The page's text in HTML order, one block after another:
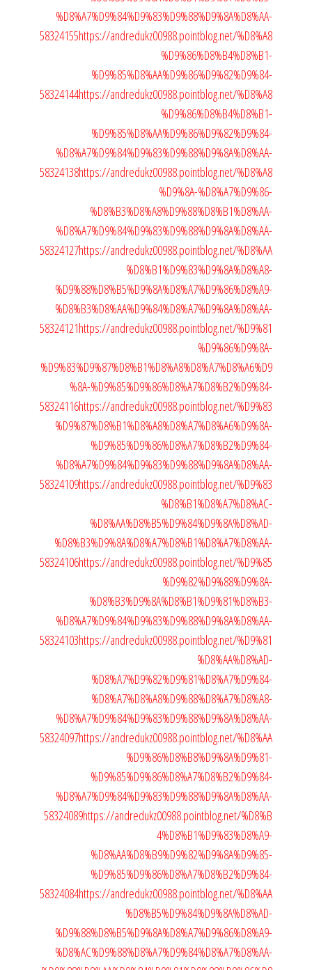
%D8%A7%D9%84%D9%83%D9%88%D9%8A%D8%AA-
58324155https://andredukz00988.pointblog.net/%D8%A8
%D9%86%D8%B4%D8%B1-
%D9%85%D8%AA%D9%86%D9%82%D9%84-
58324144https://andredukz00988.pointblog.net/%D8%A8
%D9%86%D8%B4%D8%B1-
%D9%85%D8%AA%D9%86%D9%82%D9%84-
%D8%A7%D9%84%D9%83%D9%88%D9%8A%D8%AA-
58324138https://andredukz00988.pointblog.net/%D8%A8
%D9%8A-%D8%A7%D9%86-
%D8%B3%D8%A8%D9%88%D8%B1%D8%AA-
%D8%A7%D9%84%D9%83%D9%88%D9%8A%D8%AA-
58324127https://andredukz00988.pointblog.net/%D8%AA
%D8%B1%D9%83%D9%8A%D8%A8-
%D9%88%D8%B5%D9%8A%D8%A7%D9%86%D8%A9-
%D8%B3%D8%AA%D9%84%D8%A7%D9%8A%D8%AA-
58324121https://andredukz00988.pointblog.net/%D9%81
%D9%86%D9%8A-
%D9%83%D9%87%D8%B1%D8%A8%D8%A7%D8%A6%D9
%8A-%D9%85%D9%86%D8%A7%D8%B2%D9%84-
58324116https://andredukz00988.pointblog.net/%D9%83
%D9%87%D8%B1%D8%A8%D8%A7%D8%A6%D9%8A-
%D9%85%D9%86%D8%A7%D8%B2%D9%84-
%D8%A7%D9%84%D9%83%D9%88%D9%8A%D8%AA-
58324109https://andredukz00988.pointblog.net/%D9%83
%D8%B1%D8%A7%D8%AC-
%D8%AA%D8%B5%D9%84%D9%8A%D8%AD-
%D8%B3%D9%8A%D8%A7%D8%B1%D8%A7%D8%AA-
58324106https://andredukz00988.pointblog.net/%D9%85
%D9%82%D9%88%D9%8A-
%D8%B3%D9%8A%D8%B1%D9%81%D8%B3-
%D8%A7%D9%84%D9%83%D9%88%D9%8A%D8%AA-
58324103https://andredukz00988.pointblog.net/%D9%81
%D8%AA%D8%AD-
%D8%A7%D9%82%D9%81%D8%A7%D9%84-
%D8%A7%D8%A8%D9%88%D8%A7%D8%A8-
%D8%A7%D9%84%D9%83%D9%88%D9%8A%D8%AA-
58324097https://andredukz00988.pointblog.net/%D8%AA
%D9%86%D8%B8%D9%8A%D9%81-
%D9%85%D9%86%D8%A7%D8%B2%D9%84-
%D8%A7%D9%84%D9%83%D9%88%D9%8A%D8%AA-
58324089https://andredukz00988.pointblog.net/%D8%B
4%D8%B1%D9%83%D8%A9-
%D8%AA%D8%B9%D9%82%D9%8A%D9%85-
%D9%85%D9%86%D8%A7%D8%B2%D9%84-
58324084https://andredukz00988.pointblog.net/%D8%AA
%D8%B5%D9%84%D9%8A%D8%AD-
%D9%88%D8%B5%D9%8A%D8%A7%D9%86%D8%A9-
%D8%AC%D9%88%D8%A7%D9%84%D8%A7%D8%AA-